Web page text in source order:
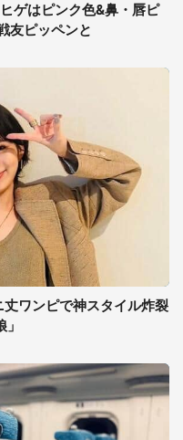
ゲはピンク色&鼻・唇ピ
友ピッペンと
ワンピで神スタイル炸裂